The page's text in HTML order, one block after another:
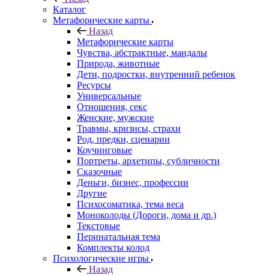
Каталог
Mетафорические карты
Назад
Mетафорические карты
Чувства, абстрактные, мандалы
Природа, животные
Дети, подростки, внутренний ребенок
Ресурсы
Универсальные
Отношения, секс
Женские, мужские
Травмы, кризисы, страхи
Род, предки, сценарии
Коучинговые
Портреты, архетипы, субличности
Сказочные
Деньги, бизнес, профессии
Другие
Психосоматика, тема веса
Моноколоды (Дороги, дома и др.)
Текстовые
Перинатальная тема
Комплекты колод
Психологические игры
Назад